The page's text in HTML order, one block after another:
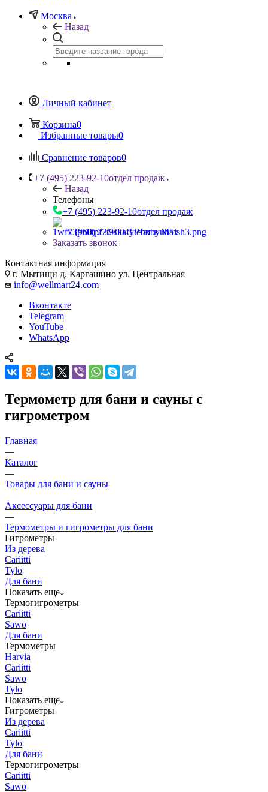
Москва
Назад
Личный кабинет
Корзина0
Избранные товары0
Сравнение товаров0
+7 (495) 223-92-10отдел продаж
Назад
Телефоны
+7 (495) 223-92-10отдел продаж
+7 (960) 230-00-33Чат в Max
Заказать звонок
Контактная информация
г. Мытищи д. Каргашино ул. Центральная
info@wellmart24.com
Вконтакте
Telegram
YouTube
WhatsApp
Термометр для бани и сауны с
гигрометром
Главная
—
Каталог
—
Товары для бани и сауны
—
Аксессуары для бани
—
Термометры и гигрометры для бани
Гигрометры
Из дерева
Cariitti
Tylo
Для бани
Показать еще
Термогигрометры
Cariitti
Sawo
Для бани
Термометры
Harvia
Cariitti
Sawo
Tylo
Показать еще
Гигрометры
Из дерева
Cariitti
Tylo
Для бани
Термогигрометры
Cariitti
Sawo